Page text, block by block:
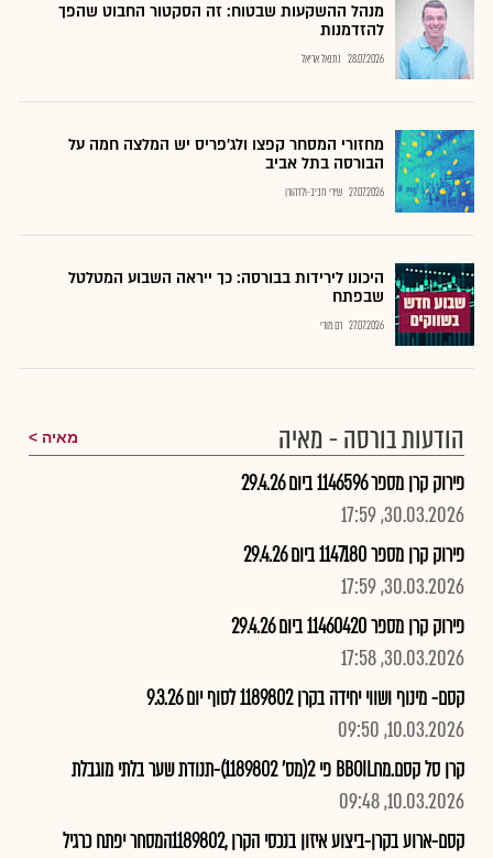
מנהל ההשקעות שבטוח: זה הסקטור החבוט שהפך
להזדמנות
28.07.2026 נתנאל אריאל
מחזורי המסחר קפצו ולג'פריס יש המלצה חמה על
הבורסה בתל אביב
27.07.2026 שירי חביב-ולדהורן
היכונו לירידות בבורסה: כך ייראה השבוע המטלטל
שבפתח
27.07.2026 רם מורי
הודעות בורסה - מאיה מאיה
פירוק קרן מספר 1146596 ביום 29.4.26
30.03.2026, 17:59
פירוק קרן מספר 1147180 ביום 29.4.26
30.03.2026, 17:59
פירוק קרן מספר 11460420 ביום 29.4.26
30.03.2026, 17:58
קסם- מינוף ושווי יחידה בקרן 1189802 לסוף יום 9.3.26
10.03.2026, 09:50
קרן סל קסם.מחBBOIL פי 2(מס' 1189802)-תנודת שער בלתי מוגבלת
10.03.2026, 09:48
קסם-ארוע בקרן-ביצוע איזון בנכסי הקרן ,1189802המסחר יפתח כרגיל